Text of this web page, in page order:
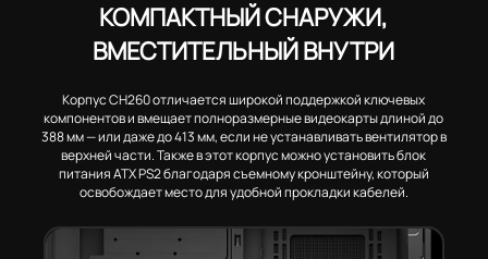
КОМПАКТНЫЙ СНАРУЖИ,
ВМЕСТИТЕЛЬНЫЙ ВНУТРИ
Корпус CH260 отличается широкой поддержкой ключевых
компонентов и вмещает полноразмерные видеокарты длиной до
388 мм — или даже до 413 мм, если не устанавливать вентилятор в
верхней части. Также в этот корпус можно установить блок
питания ATX PS2 благодаря съемному кронштейну, который
освобождает место для удобной прокладки кабелей.